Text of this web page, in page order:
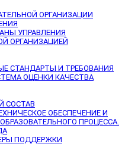
ОРГАНИЗАЦИИ
УПРАВЛЕНИЯ
ОРГАНИЗАЦИЕЙ
СТАНДАРТЫ И ТРЕБОВАНИЯ
ОЦЕНКИ КАЧЕСТВА
СОСТАВ
ОБЕСПЕЧЕНИЕ И
ПРОЦЕССА.
ПОДДЕРЖКИ